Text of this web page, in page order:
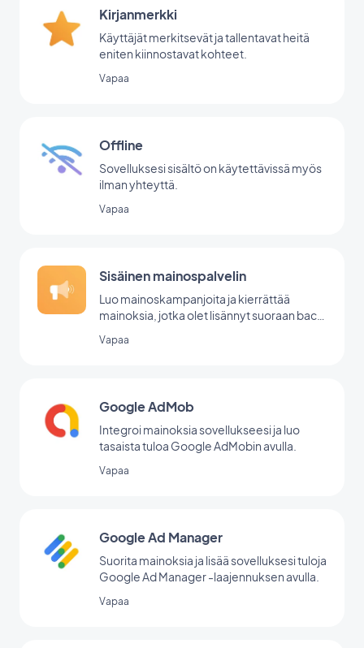
Kirjanmerkki
Käyttäjät merkitsevät ja tallentavat heitä
eniten kiinnostavat kohteet.
Vapaa
Offline
Sovelluksesi sisältö on käytettävissä myös
ilman yhteyttä.
Vapaa
Sisäinen mainospalvelin
Luo mainoskampanjoita ja kierrättää
mainoksia, jotka olet lisännyt suoraan back
Vapaa
Google AdMob
Integroi mainoksia sovellukseesi ja luo
tasaista tuloa Google AdMobin avulla.
Vapaa
Google Ad Manager
Suorita mainoksia ja lisää sovelluksesi tuloja
Google Ad Manager -laajennuksen avulla.
Vapaa